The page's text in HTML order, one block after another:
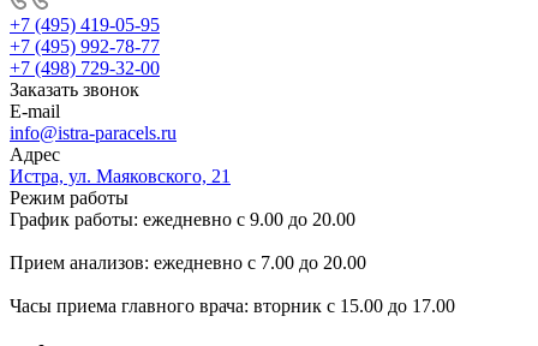
+7 (495) 419-05-95
+7 (495) 992-78-77
+7 (498) 729-32-00
Заказать звонок
E-mail
info@istra-paracels.ru
Адрес
Истра, ул. Маяковского, 21
Режим работы
График работы: ежедневно с 9.00 до 20.00
Прием анализов: ежедневно с 7.00 до 20.00
Часы приема главного врача: вторник с 15.00 до 17.00